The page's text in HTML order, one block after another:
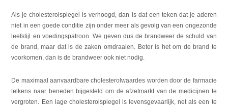
Als je cholesterolspiegel is verhoogd, dan is dat een teken dat je aderen
niet in een goede conditie zijn onder meer als gevolg van een ongezonde
leefstijl en voedingspatroon. We geven dus de brandweer de schuld van
de brand, maar dat is de zaken omdraaien. Beter is het om de brand te
voorkomen, dan is de brandweer ook niet nodig.
De maximaal aanvaardbare cholesterolwaardes worden door de farmacie
telkens naar beneden bijgesteld om de afzetmarkt van de medicijnen te
vergroten. Een lage cholesterolspiegel is levensgevaarlijk, net als een te